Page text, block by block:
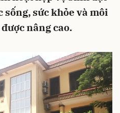
sống, sức khỏe và môi
nâng cao.